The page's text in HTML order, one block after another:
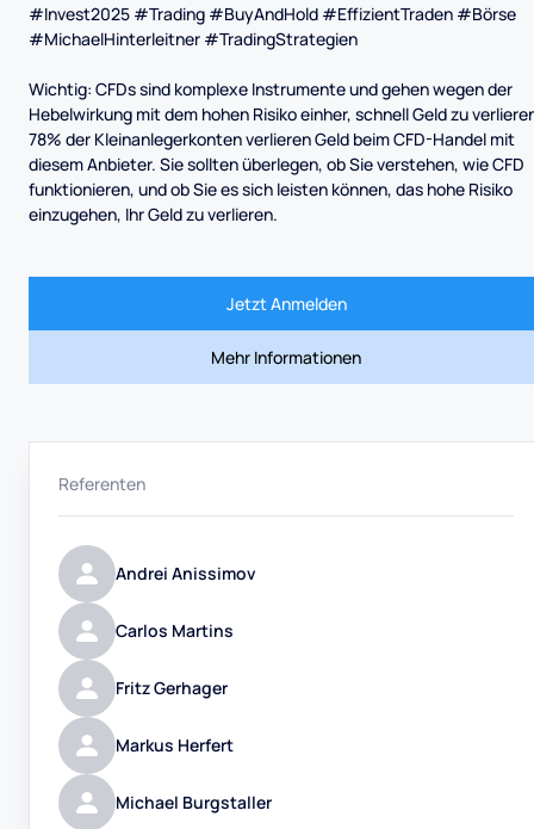
#Invest2025 #Trading #BuyAndHold #EffizientTraden #Börse
#MichaelHinterleitner #TradingStrategien
Wichtig: CFDs sind komplexe Instrumente und gehen wegen der
Hebelwirkung mit dem hohen Risiko einher, schnell Geld zu
78% der Kleinanlegerkonten verlieren Geld beim CFD-Handel mit
diesem Anbieter. Sie sollten überlegen, ob Sie verstehen, wie CFD
funktionieren, und ob Sie es sich leisten können, das hohe Risiko
einzugehen, Ihr Geld zu verlieren.
Jetzt Anmelden
Mehr Informationen
Referenten
Andrei Anissimov
Carlos Martins
Fritz Gerhager
Markus Herfert
Michael Burgstaller